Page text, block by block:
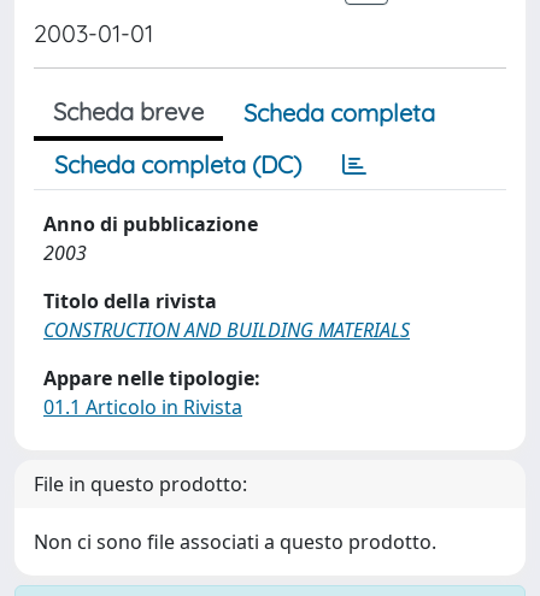
2003-01-01
Scheda breve
Scheda completa
Scheda completa (DC)
Anno di pubblicazione
2003
Titolo della rivista
CONSTRUCTION AND BUILDING MATERIALS
Appare nelle tipologie:
01.1 Articolo in Rivista
File in questo prodotto:
Non ci sono file associati a questo prodotto.